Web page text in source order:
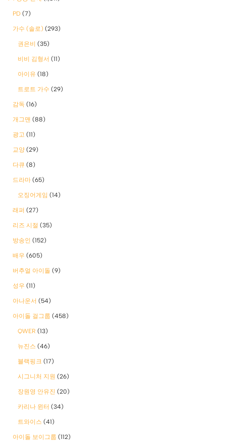
PD (7)
가수 (솔로) (293)
권은비 (35)
비비 김형서 (11)
아이유 (18)
트로트 가수 (29)
감독 (16)
개그맨 (88)
광고 (11)
교양 (29)
다큐 (8)
드라마 (65)
오징어게임 (14)
래퍼 (27)
리즈 시절 (35)
방송인 (152)
배우 (605)
버추얼 아이돌 (9)
성우 (11)
아나운서 (54)
아이돌 걸그룹 (458)
QWER (13)
뉴진스 (46)
블랙핑크 (17)
시그니처 지원 (26)
장원영 안유진 (20)
카리나 윈터 (34)
트와이스 (41)
아이돌 보이그룹 (112)